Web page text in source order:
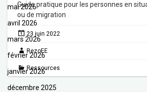
mai 2026
avril 2026
mars 2026
février 2026
janvier 2026
décembre 2025
Guide pratique pour les personnes en
ou de migration
23 juin 2022
RezoEE
Ressources